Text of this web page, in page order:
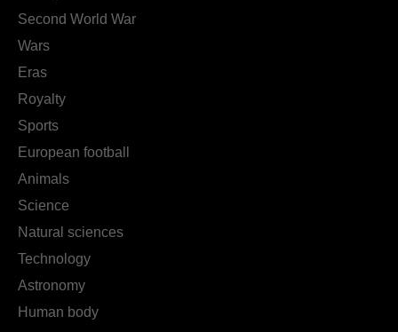
Second World War
Wars
Eras
Royalty
Sports
European football
Animals
Science
Natural sciences
Technology
Astronomy
Human body